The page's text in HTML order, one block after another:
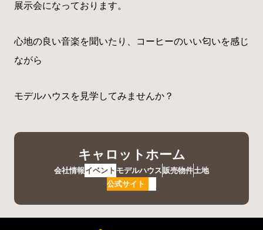
展示会になっております。
心地の良い音楽を聞いたり、コーヒーのいい匂いを感じ
ながら
モデルハウスを見学してみませんか？
キャロットホーム
会社情報 イベント モデルハウス 販売物件土地
公式サイト